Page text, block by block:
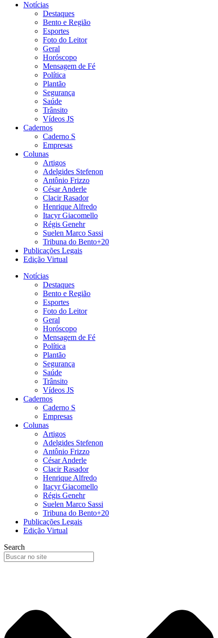
Notícias
Destaques
Bento e Região
Esportes
Foto do Leitor
Geral
Horóscopo
Mensagem de Fé
Política
Plantão
Segurança
Saúde
Trânsito
Vídeos JS
Cadernos
Caderno S
Empresas
Colunas
Artigos
Adelgides Stefenon
Antônio Frizzo
César Anderle
Clacir Rasador
Henrique Alfredo
Itacyr Giacomello
Régis Genehr
Suelen Marco Sassi
Tribuna do Bento+20
Publicações Legais
Edição Virtual
Notícias
Destaques
Bento e Região
Esportes
Foto do Leitor
Geral
Horóscopo
Mensagem de Fé
Política
Plantão
Segurança
Saúde
Trânsito
Vídeos JS
Cadernos
Caderno S
Empresas
Colunas
Artigos
Adelgides Stefenon
Antônio Frizzo
César Anderle
Clacir Rasador
Henrique Alfredo
Itacyr Giacomello
Régis Genehr
Suelen Marco Sassi
Tribuna do Bento+20
Publicações Legais
Edição Virtual
Search